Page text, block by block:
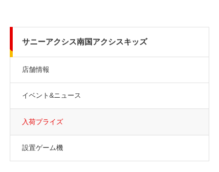
サニーアクシス南国アクシスキッズ
店舗情報
イベント&ニュース
入荷プライズ
設置ゲーム機